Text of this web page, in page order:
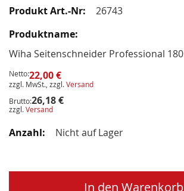
26743
Wiha Seitenschneider Professional 180
Netto:22,00 €
zzgl. MwSt., zzgl.Versand
Brutto:26,18 €
zzgl.Versand
Nicht auf Lager
In den Warenkorb